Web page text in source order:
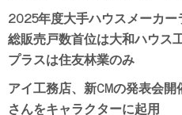
2025年度大手ハウスメーカー
総販売戸数首位は大和ハウス
プラスは住友林業のみ
アイ工務店、新CMの発表会開
さんをキャラクターに起用